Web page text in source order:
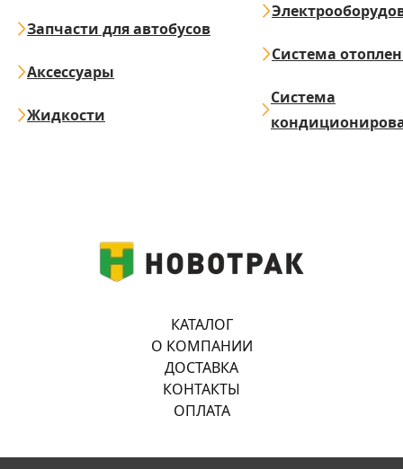
Запчасти для автобусов
Аксессуары
Жидкости
Система
Система
КАТАЛОГ
О КОМПАНИИ
ДОСТАВКА
КОНТАКТЫ
ОПЛАТА